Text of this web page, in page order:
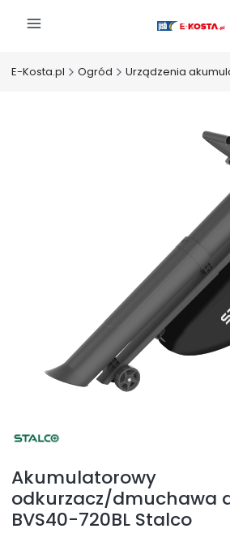
E-Kosta.pl Ogród
Akumulatorowy
odkurzacz/dmuchawa
BVS40-720BL Stalco